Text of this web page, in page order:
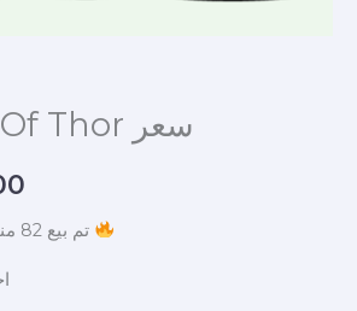
Hammer Of Thor سعر
price
تم بيع 82 منتجًا في آخر 3 ساعات